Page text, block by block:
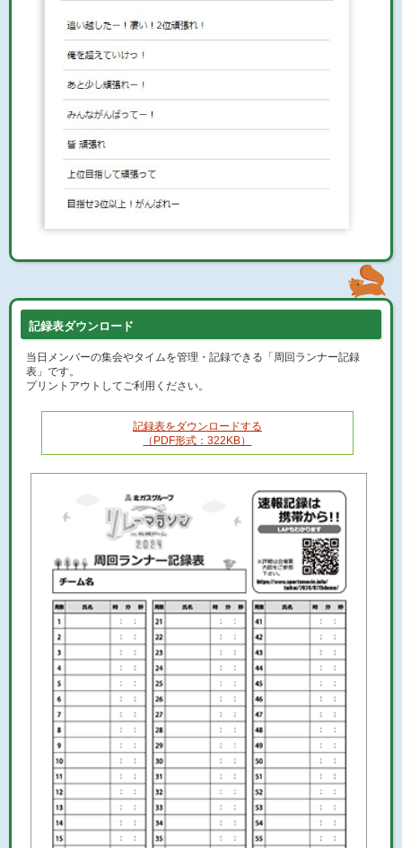
記録表ダウンロード
当日メンバーの集会やタイムを管理・記録できる「周回ランナー記録
表」です。
プリントアウトしてご利用ください。
記録表をダウンロードする
（PDF形式：322KB）